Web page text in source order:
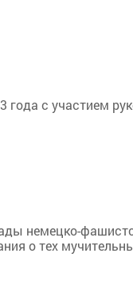
с участием
немецко-
о тех